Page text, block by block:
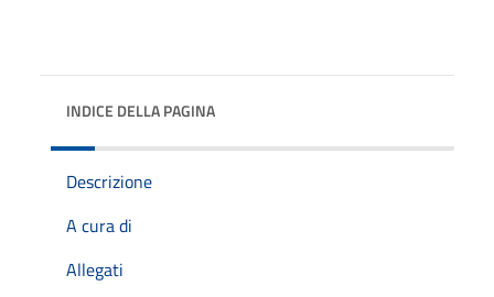
INDICE DELLA PAGINA
Descrizione
A cura di
Allegati